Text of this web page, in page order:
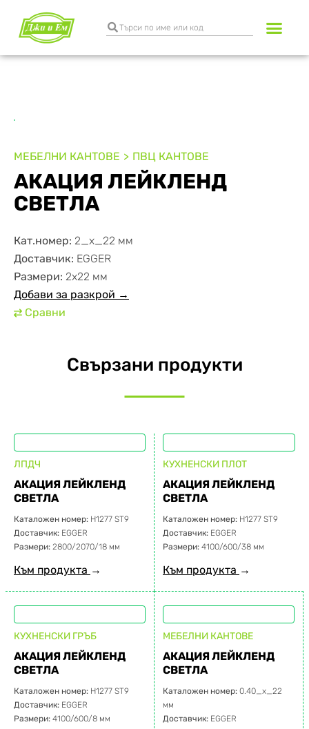
МЕБЕЛНИ КАНТОВЕ ПВЦ КАНТОВЕ
АКАЦИЯ ЛЕЙКЛЕНД
СВЕТЛА
Кат.номер: 2_x_22 мм
Доставчик: EGGER
Размери: 2х22 мм
Добави за разкрой →
⇄ Сравни
Свързани продукти
ЛПДЧ
АКАЦИЯ ЛЕЙКЛЕНД
СВЕТЛА
Каталожен номер: H1277 ST9
Доставчик: EGGER
Размери: 2800/2070/18 мм
Към продукта →
КУХНЕНСКИ ПЛОТ
АКАЦИЯ ЛЕЙКЛЕНД
СВЕТЛА
Каталожен номер: H1277 ST9
Доставчик: EGGER
Размери: 4100/600/38 мм
Към продукта →
КУХНЕНСКИ ГРЪБ
АКАЦИЯ ЛЕЙКЛЕНД
СВЕТЛА
Каталожен номер: H1277 ST9
Доставчик: EGGER
Размери: 4100/600/8 мм
МЕБЕЛНИ КАНТОВЕ
АКАЦИЯ ЛЕЙКЛЕНД
СВЕТЛА
Каталожен номер: 0.40_x_22
мм
Доставчик: EGGER